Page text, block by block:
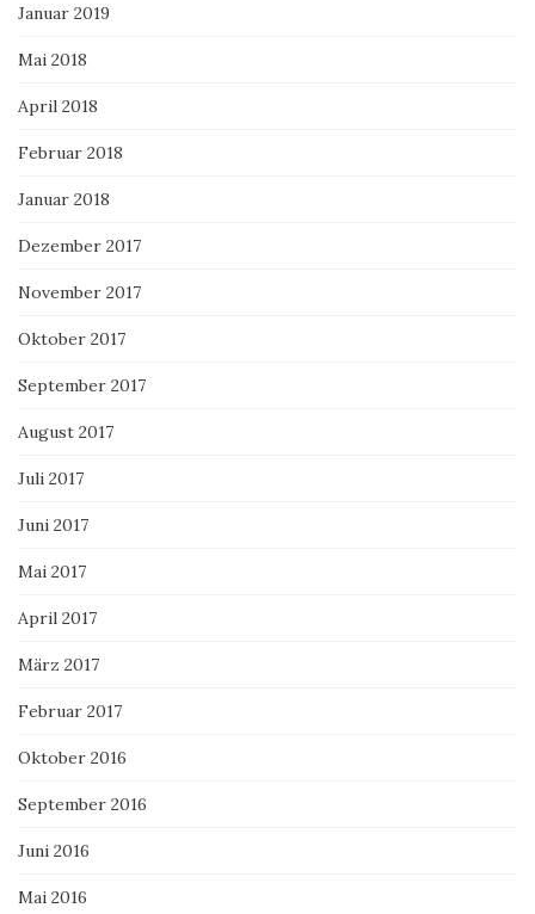
Januar 2019
Mai 2018
April 2018
Februar 2018
Januar 2018
Dezember 2017
November 2017
Oktober 2017
September 2017
August 2017
Juli 2017
Juni 2017
Mai 2017
April 2017
März 2017
Februar 2017
Oktober 2016
September 2016
Juni 2016
Mai 2016